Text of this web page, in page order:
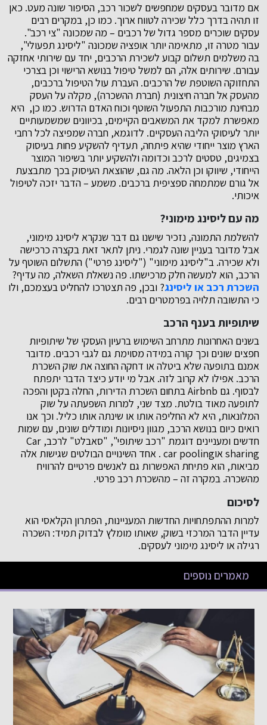
אם מדובר בעסקים שמחפשים לשכור רכב, הסיפור שונה מעט. כאן
זו תהיה בדרך כלל שכירה לטווח ארוך. כמו כן, במקרים רבים
עסקים שוכרים מספר גדול של רכבים – מה שמכונה "צי רכב".
עבור מטרה זו, מתאימה יותר אופציה שמכונה "ליסינג תפעולי",
בה משלמים תשלום קבוע לשכירת הרכבים, יחד עם שירותי אחזקה
עבורם. שירותים אלה, הם למשל טיפול בנושא הרישוי וכן בצרכי
התחזוקה השוטפת של הרכבים. העברת עול הטיפול ברכבים,
מהעסק אל חברה חיצונית (חברת ההשכרה), מקלה על העסק
מבחינת מורכבות התפעול השוטף וכוח האדם הדרוש. כמו כן, היא
מאפשרת למקד את המשאבים הקיימים, בכיוונים שמשמעותיים
יותר לעיסוקי הליבה העסקיים. לדוגמא, חברה שמפיצה לכל רחבי
הארץ מוצר ייחודי שהיא פיתחה, תעדיף להשקיע פחות בעיסוק
בצמיגים, טסטים לרכב וכדומה ולהשקיע יותר בשיפור המוצר
הייחודי, שיווקו וכן הלאה. מה גם, שהוצאת העיסוק בכך מתבצעת
אל גורם שמתמחה ספציפית ברכבים. משמע – הדבר יזכה לטיפול
איכותי.
מה עם ליסינג מימוני?
להשלמת התמונה, נזכיר שישנו גם דבר שנקרא ליסינג מימוני,
אבל מדובר בעניין שונה לגמרי. ניתן לתאר זאת בקצרה כרכישה
ולא שכירה. ב"ליסינג מימוני" ("ליסינג פרטי") התשלום השוטף על
הרכב, הוא למעשה חלק מרכישתו. פה נשאלת השאלה, מה עדיף?
השכרת רכב או ליסינג? ובכן, פה תצטרכו להחליט בעצמכם, ולו
כי התשובה תלויה בפרמטרים רבים.
שיתופיות בענף הרכב
בשנים האחרונות מתרחב השימוש ברעיון העסקי של שיתופיות
חפצים שונים וכך קורה במידה מסוימת גם לגבי רכבים. מדובר
אמנם בתופעה שלא ביטלה או דחקה החוצה את שוק השכרת
הרכב. אפילו לא קרוב לזה. אבל מי יודע כיצד הדבר יתפתח
לבסוף. גם Airbnb בתחום השכרת הדירות, החלה בקטן והפכה
לתופעה מאוד בולטת. מצד שני, למרות השפעתה על שוק
המלונאות, היא לא החליפה אותו או שינתה אותו כליל. וכך אנו
רואים כיום בנושא הרכב, מגוון ניסיונות ומודלים שונים, עם שמות
חדשים ומעניינים דוגמת "רכב שיתופי", "סאבלט" לרכב, Car
sharing אוcar pooling . אחד השינויים הבולטים שגישות אלה
מביאות, הוא פתיחת האפשרות גם לאנשים פרטיים להרוויח
מהשכרה. במקרה זה – מהשכרת רכב פרטי.
לסיכום
למרות ההתפתחויות החדשות המעניינות, הפתרון הקלאסי הוא
עדיין הדבר המרכזי בשוק, שאותו מומלץ לבדוק תמיד: השכרה
רגילה או ליסינג מימוני לעסקים.
מאמרים נוספים